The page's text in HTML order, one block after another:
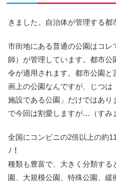
きました。自治体が管理する都
市街地にある普通の公園はコレ
師）が管理しています。都市
令が適用されます。都市公園
画上の公園なんですが、じつ
施設である公園」だけではあ
で今回は割愛しますが…（すみ
全国にコンビニの2倍以上の約
ﾉ！
種類も豊富で、大きく分類する
園、大規模公園、特殊公園、緩